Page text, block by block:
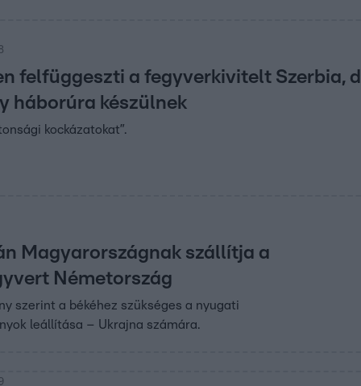
felfüggeszti a fegyverkivitelt Szerbia,
háborúra készülnek
kockázatokat”.
Magyarországnak szállítja a
Németország
szerint a békéhez szükséges a nyugati
leállítása – Ukrajna számára.